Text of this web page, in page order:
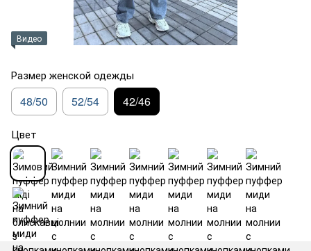
Видео
Размер женской одежды
48/50 52/54 42/46
Цвет